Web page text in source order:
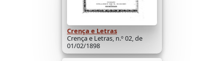
Crença e Letras
Crença e Letras, n.º 02, de
01/02/1898